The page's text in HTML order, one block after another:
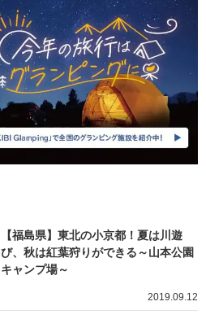
【福島県】東北の小京都！夏は川遊
び、秋は紅葉狩りができる～山本公園
キャンプ場～
2019.09.12